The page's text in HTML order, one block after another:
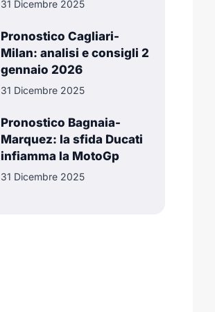
31 Dicembre 2025
Pronostico Cagliari-
Milan: analisi e consigli 2
gennaio 2026
31 Dicembre 2025
Pronostico Bagnaia-
Marquez: la sfida Ducati
infiamma la MotoGp
31 Dicembre 2025